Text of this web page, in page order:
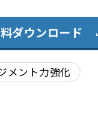
ダウンロード
メント力強化